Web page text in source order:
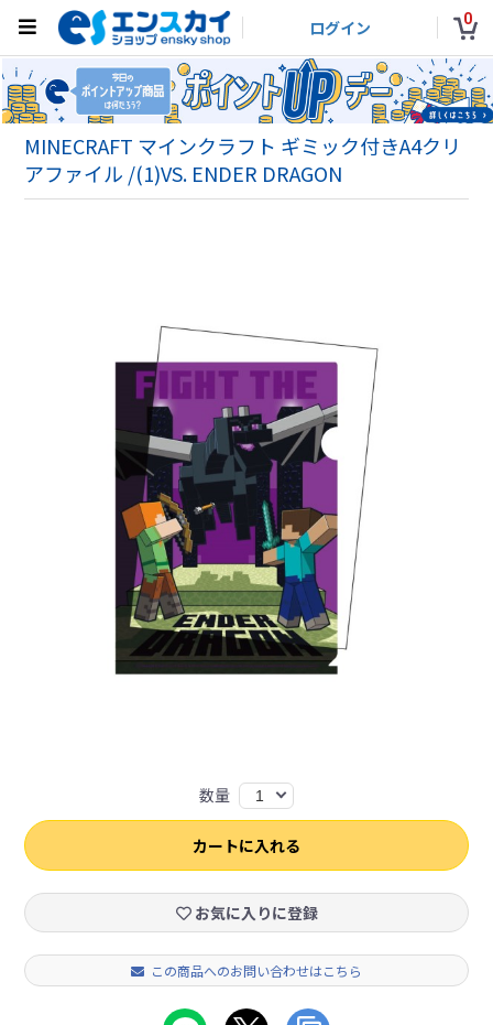
ログイン 0
MINECRAFT マインクラフト ギミック付きA4クリ
アファイル /(1)VS. ENDER DRAGON
数量 1
カートに入れる
お気に入りに登録
この商品へのお問い合わせはこちら